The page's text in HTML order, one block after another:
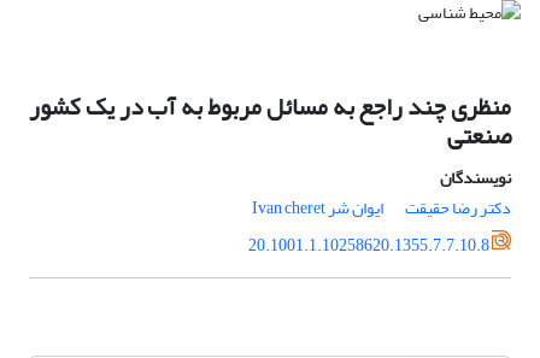
منظری چند راجع به مسائل مربوط به آب در یک کشور
صنعتی
نویسندگان
دکتر رضا حقیقت
ایوان شر Ivan cheret
20.1001.1.10258620.1355.7.7.10.8